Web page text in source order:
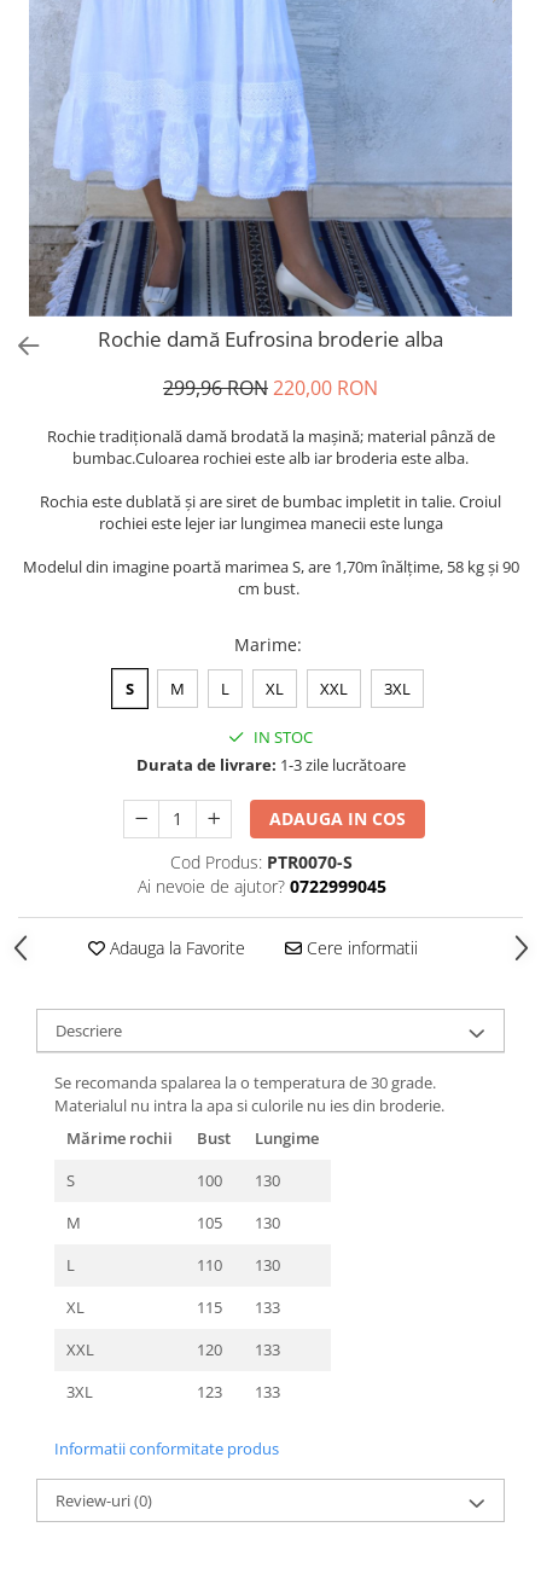
Rochie damă Eufrosina broderie alba
299,96 RON220,00 RON
Rochie tradiţională damă brodată la maşină; material pânză de
bumbac.Culoarea rochiei este alb iar broderia este alba.
Rochia este dublată și are siret de bumbac impletit in talie. Croiul
rochiei este lejer iar lungimea manecii este lunga
Modelul din imagine poartă marimea S, are 1,70m înălțime, 58 kg și 90
cm bust.
Marime:
S M L XL XXL 3XL
IN STOC
Durata de livrare: 1-3 zile lucrătoare
ADAUGA IN COS
Cod Produs: PTR0070-S
Ai nevoie de ajutor? 0722999045
Adauga la Favorite Cere informatii
Descriere
Se recomanda spalarea la o temperatura de 30 grade.
Materialul nu intra la apa si culorile nu ies din broderie.
Mărime rochii
Bust
Lungime
S
100
130
M
105
130
L
110
130
XL
115
133
XXL
120
133
3XL
123 133
Informatii conformitate produs
Review-uri(0)